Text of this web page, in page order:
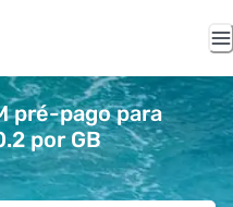
pré-pago para
por GB